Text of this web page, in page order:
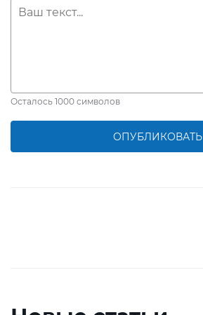
Осталось 1000 символов
ОПУБЛИКОВАТЬ